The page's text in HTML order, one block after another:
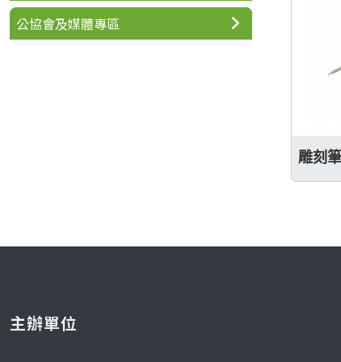
雕刻筆
公協會及媒體專區
主辦單位